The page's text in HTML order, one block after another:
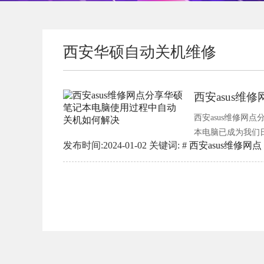
西安华硕自动关机维修
西安asus维
西安asus维修网点
本电脑已成为我们
其高品质和卓越的
脑在使用中偶尔会
发布时间:2024-01-02 关键词: # 西安asus维修网点